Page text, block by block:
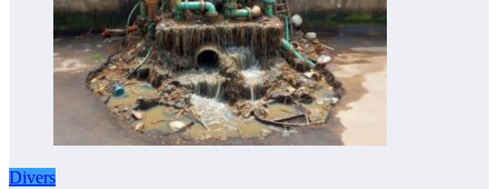
Divers